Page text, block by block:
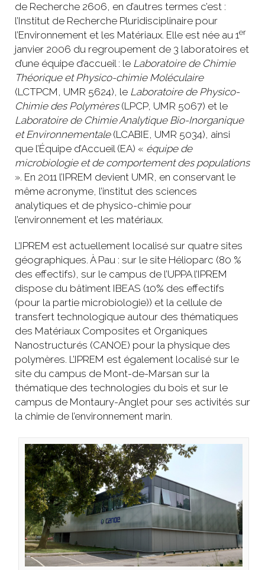
de Recherche 2606, en d’autres termes c’est :
l’Institut de Recherche Pluridisciplinaire pour
l’Environnement et les Matériaux. Elle est née au 1er
janvier 2006 du regroupement de 3 laboratoires et
d’une équipe d’accueil : le Laboratoire de Chimie
Théorique et Physico-chimie Moléculaire
(LCTPCM, UMR 5624), le Laboratoire de Physico-
Chimie des Polymères(LPCP, UMR 5067) et le
Laboratoire de Chimie Analytique Bio-Inorganique
et Environnementale(LCABIE, UMR 5034), ainsi
que l’Équipe d’Accueil (EA) « équipe de
microbiologie et de comportement des populations
». En 2011 l’IPREM devient UMR, en conservant le
même acronyme, l’institut des sciences
analytiques et de physico-chimie pour
l’environnement et les matériaux.
L’IPREM est actuellement localisé sur quatre sites
géographiques. À Pau : sur le site Hélioparc (80 %
des effectifs), sur le campus de l’UPPA l’IPREM
dispose du bâtiment IBEAS (10% des effectifs
(pour la partie microbiologie)) et la cellule de
transfert technologique autour des thématiques
des Matériaux Composites et Organiques
Nanostructurés (CANOE) pour la physique des
polymères. L’IPREM est également localisé sur le
site du campus de Mont-de-Marsan sur la
thématique des technologies du bois et sur le
campus de Montaury-Anglet pour ses activités sur
la chimie de l’environnement marin.